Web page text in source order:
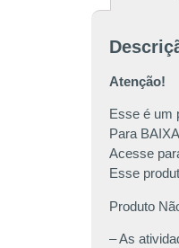
Atenção!
Esse é um
Para
Acesse
Esse
Produto
– As